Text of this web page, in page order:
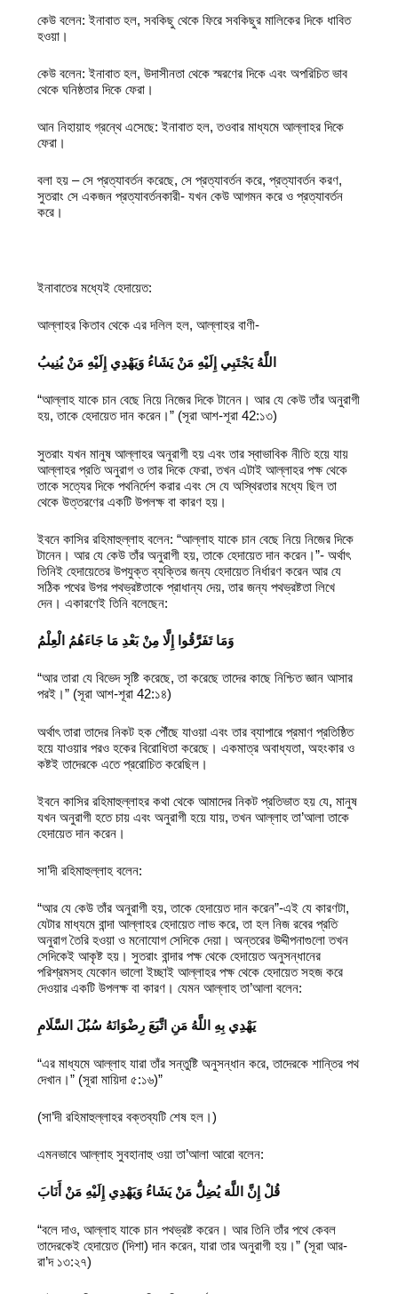
কেউ বলেন: ইনাবাত হল, সবকিছু থেকে ফিরে সবকিছুর মালিকের দিকে ধাবিত
হওয়া।
কেউ বলেন: ইনাবাত হল, উদাসীনতা থেকে স্মরণের দিকে এবং অপরিচিত ভাব
থেকে ঘনিষ্ঠতার দিকে ফেরা।
আন নিহায়াহ গ্রন্থে এসেছে: ইনাবাত হল, তওবার মাধ্যমে আল্লাহর দিকে
ফেরা।
বলা হয় – সে প্রত্যাবর্তন করেছে, সে প্রত্যাবর্তন করে, প্রত্যাবর্তন করণ,
সুতরাং সে একজন প্রত্যাবর্তনকারী- যখন কেউ আগমন করে ও প্রত্যাবর্তন
করে।
ইনাবাতের মধ্যেই হেদায়েত:
আল্লাহর কিতাব থেকে এর দলিল হল, আল্লাহর বাণী-
“আল্লাহ যাকে চান বেছে নিয়ে নিজের দিকে টানেন। আর যে কেউ তাঁর অনুরাগী
হয়, তাকে হেদায়েত দান করেন।” (সূরা আশ-শূরা 42:১৩)
সুতরাং যখন মানুষ আল্লাহর অনুরাগী হয় এবং তার স্বাভাবিক নীতি হয়ে যায়
আল্লাহর প্রতি অনুরাগ ও তার দিকে ফেরা, তখন এটাই আল্লাহর পক্ষ থেকে
তাকে সত্যের দিকে পথনির্দেশ করার এবং সে যে অস্থিরতার মধ্যে ছিল তা
থেকে উত্তরণের একটি উপলক্ষ বা কারণ হয়।
ইবনে কাসির রহিমাহুল্লাহ বলেন: “আল্লাহ যাকে চান বেছে নিয়ে নিজের দিকে
টানেন। আর যে কেউ তাঁর অনুরাগী হয়, তাকে হেদায়েত দান করেন।”- অর্থাৎ
তিনিই হেদায়েতের উপযুক্ত ব্যক্তির জন্য হেদায়েত নির্ধারণ করেন আর যে
সঠিক পথের উপর পথভ্রষ্টতাকে প্রাধান্য দেয়, তার জন্য পথভ্রষ্টতা লিখে
দেন। একারণেই তিনি বলেছেন:
وَمَا تَفَرَّقُوا إِلَّا مِنْ بَعْدِ مَا جَاءَهُمُ الْعِلْمُ
“আর তারা যে বিভেদ সৃষ্টি করেছে, তা করেছে তাদের কাছে নিশ্চিত জ্ঞান আসার
পরই।” (সূরা আশ-শূরা 42:১৪)
অর্থাৎ তারা তাদের নিকট হক পৌঁছে যাওয়া এবং তার ব্যাপারে প্রমাণ প্রতিষ্ঠিত
হয়ে যাওয়ার পরও হকের বিরোধিতা করেছে। একমাত্র অবাধ্যতা, অহংকার ও
কষ্টই তাদেরকে এতে প্ররোচিত করেছিল।
ইবনে কাসির রহিমাহুল্লাহর কথা থেকে আমাদের নিকট প্রতিভাত হয় যে, মানুষ
যখন অনুরাগী হতে চায় এবং অনুরাগী হয়ে যায়, তখন আল্লাহ তা’আলা তাকে
হেদায়েত দান করেন।
সা’দী রহিমাহুল্লাহ বলেন:
“আর যে কেউ তাঁর অনুরাগী হয়, তাকে হেদায়েত দান করেন”-এই যে কারণটা,
যেটার মাধ্যমে বান্দা আল্লাহর হেদায়েত লাভ করে, তা হল নিজ রবের প্রতি
অনুরাগ তৈরি হওয়া ও মনোযোগ সেদিকে দেয়া। অন্তরের উদ্দীপনাগুলো তখন
সেদিকেই আকৃষ্ট হয়। সুতরাং বান্দার পক্ষ থেকে হেদায়েত অনুসন্ধানের
পরিশ্রমসহ যেকোন ভালো ইচ্ছাই আল্লাহর পক্ষ থেকে হেদায়েত সহজ করে
দেওয়ার একটি উপলক্ষ বা কারণ। যেমন আল্লাহ তা’আলা বলেন:
يَهْدِي بِهِ اللَّهُ مَنِ اتَّبَعَ رِضْوَانَهُ سُبُلَ السَّلَامِ
“এর মাধ্যমে আল্লাহ যারা তাঁর সন্তুষ্টি অনুসন্ধান করে, তাদেরকে শান্তির পথ
দেখান।” (সূরা মায়িদা ৫:১৬)”
(সা’দী রহিমাহুল্লাহর বক্তব্যটি শেষ হল।)
এমনভাবে আল্লাহ সুবহানাহু ওয়া তা’আলা আরো বলেন:
قُلْ إِنَّ اللَّهَ يُضِلُّ مَنْ يَشَاءُ وَيَهْدِي إِلَيْهِ مَنْ أَنَابَ
“বলে দাও, আল্লাহ যাকে চান পথভ্রষ্ট করেন। আর তিনি তাঁর পথে কেবল
তাদেরকেই হেদায়েত (দিশা) দান করেন, যারা তার অনুরাগী হয়।” (সূরা আর-
রা’দ ১৩:২৭)